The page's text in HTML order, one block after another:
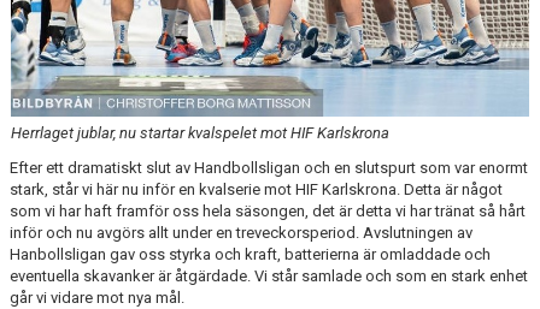
Herrlaget jublar, nu startar kvalspelet mot HIF Karlskrona
Efter ett dramatiskt slut av Handbollsligan och en slutspurt som var enormt
stark, står vi här nu inför en kvalserie mot HIF Karlskrona. Detta är något
som vi har haft framför oss hela säsongen, det är detta vi har tränat så hårt
inför och nu avgörs allt under en treveckorsperiod. Avslutningen av
Hanbollsligan gav oss styrka och kraft, batterierna är omladdade och
eventuella skavanker är åtgärdade. Vi står samlade och som en stark enhet
går vi vidare mot nya mål.